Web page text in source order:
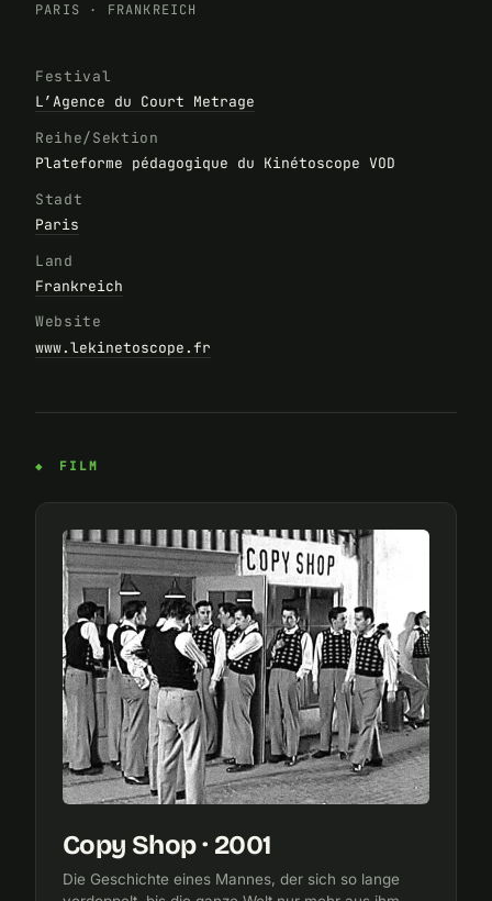
PARIS · FRANKREICH
Festival
L’Agence du Court Metrage
Reihe/Sektion
Plateforme pédagogique du Kinétoscope VOD
Stadt
Paris
Land
Frankreich
Website
www.lekinetoscope.fr
FILM
Copy Shop · 2001
Die Geschichte eines Mannes, der sich so lange